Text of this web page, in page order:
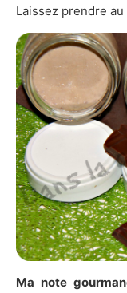
Laissez prendre
Ma note